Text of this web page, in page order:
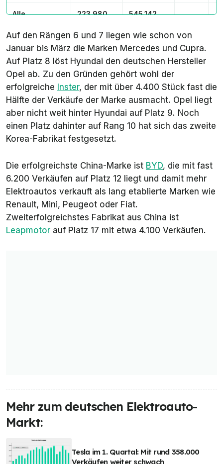
Alle
223.980 545.142
Auf den Rängen 6 und 7 liegen wie schon von
Januar bis März die Marken Mercedes und Cupra.
Auf Platz 8 löst Hyundai den deutschen Hersteller
Opel ab. Zu den Gründen gehört wohl der
erfolgreiche Inster, der mit über 4.400 Stück fast die
Hälfte der Verkäufe der Marke ausmacht. Opel liegt
aber nicht weit hinter Hyundai auf Platz 9. Noch
einen Platz dahinter auf Rang 10 hat sich das zweite
Korea-Fabrikat festgesetzt.
Die erfolgreichste China-Marke ist BYD, die mit fast
6.200 Verkäufen auf Platz 12 liegt und damit mehr
Elektroautos verkauft als lang etablierte Marken wie
Renault, Mini, Peugeot oder Fiat.
Zweiterfolgreichstes Fabrikat aus China ist
Leapmotor auf Platz 17 mit etwa 4.100 Verkäufen.
Mehr zum deutschen Elektroauto-
Markt:
Tesla im 1. Quartal: Mit rund 358.000
Verkäufen weiter schwach